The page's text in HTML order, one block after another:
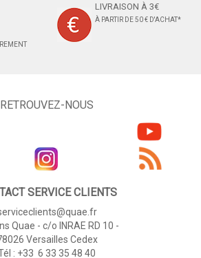
LIVRAISON À 3€
À PARTIR DE 50 € D'ACHAT*
RETROUVEZ-NOUS
SERVICE CLIENTS
Quae - c/o INRAE RD 10 -
Versailles Cedex
: +33 6 33 35 48 40